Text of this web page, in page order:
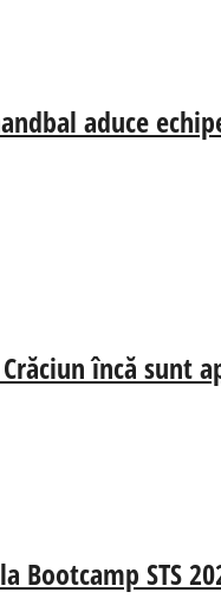
aduce
încă sunt
STS